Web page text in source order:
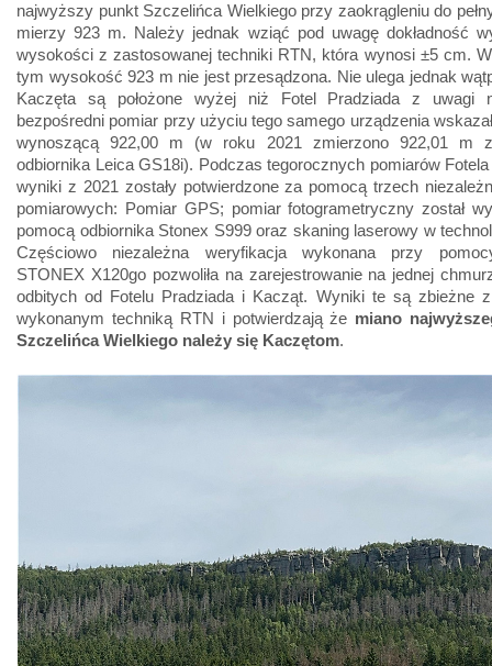
najwyższy punkt Szczelińca Wielkiego przy zaokrągleniu do
mierzy 923 m. Należy jednak wziąć pod uwagę dokładność
wysokości z zastosowanej techniki RTN, która wynosi ±5 cm.
tym wysokość 923 m nie jest przesądzona. Nie ulega jednak
Kaczęta są położone wyżej niż Fotel Pradziada z uwagi
bezpośredni pomiar przy użyciu tego samego urządzenia
wynoszącą 922,00 m (w roku 2021 zmierzono 922,01 m
odbiornika Leica GS18i). Podczas tegorocznych pomiarów
wyniki z 2021 zostały potwierdzone za pomocą trzech
pomiarowych: Pomiar GPS; pomiar fotogrametryczny został
pomocą odbiornika Stonex S999 oraz skaning laserowy w
Częściowo niezależna weryfikacja wykonana przy
STONEX X120go pozwoliła na zarejestrowanie na jednej
odbitych od Fotelu Pradziada i Kacząt. Wyniki te są zbieżne
wykonanym techniką RTN i potwierdzają że miano
Szczelińca Wielkiego należy się Kaczętom.